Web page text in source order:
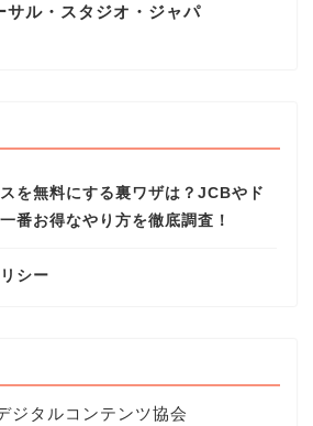
サル・スタジオ・ジャパ
を無料にする裏ワザは？JCBやド
番お得なやり方を徹底調査！
シー
タルコンテンツ協会